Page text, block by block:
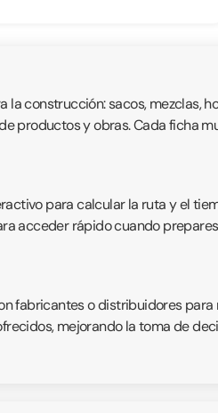
construcción: sacos, mezclas,
productos y obras. Cada ficha
para calcular la ruta y el
acceder rápido cuando
o distribuidores
mejorando la toma de